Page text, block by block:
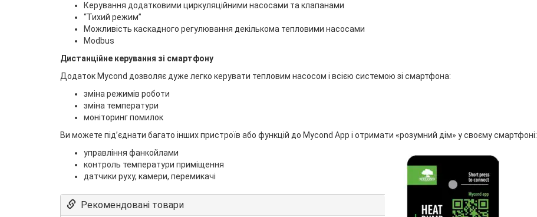
Керування додатковими циркуляційними насосами та клапанами
“Тихий режим”
Можливість каскадного регулювання декількома тепловими насосами
Modbus
Дистанційне керування зі смартфону
Додаток Mycond дозволяє дуже легко керувати тепловим насосом і всією системою зі смартфона:
зміна режимів роботи
зміна температури
моніторинг помилок
Ви можете під’єднати багато інших пристроїв або функцій до Mycond App і отримати «розумний дім» у своєму смартфоні:
управління фанкойлами
контроль температури приміщення
датчики руху, камери, перемикачі
Рекомендовані товари